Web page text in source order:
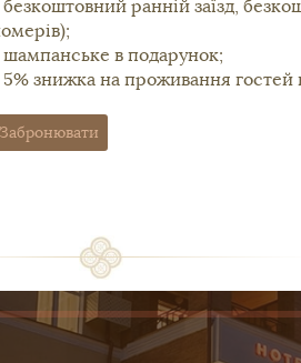
ранній заїзд,
в подарунок;
знижка на проживання гостей
Забронювати